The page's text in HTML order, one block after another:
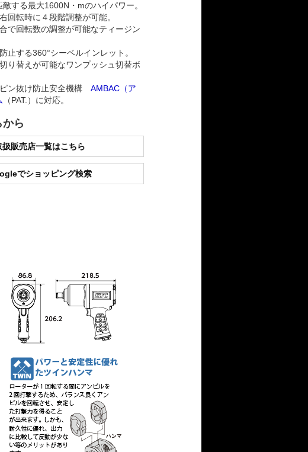
する最大1600N・mのハイパワー。
回転時に４段階調整が可能。
で回転数の調整が可能なティージン
止する360°シーベルインレット。
り替えが可能なワンプッシュ切替ボ
ン抜け防止安全機構 AMBAC（ア
（PAT.）に対応。
から
扱販売店一覧はこちら
でショッピング検索